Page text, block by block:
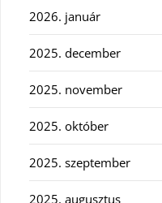
2026. január
2025. december
2025. november
2025. október
2025. szeptember
2025. augusztus